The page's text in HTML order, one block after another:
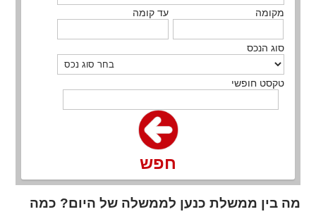
מקומה עד קומה
סוג הנכס
טקסט חופשי
חפש
מה בין ממשלת כנען לממשלה של היום? כמה